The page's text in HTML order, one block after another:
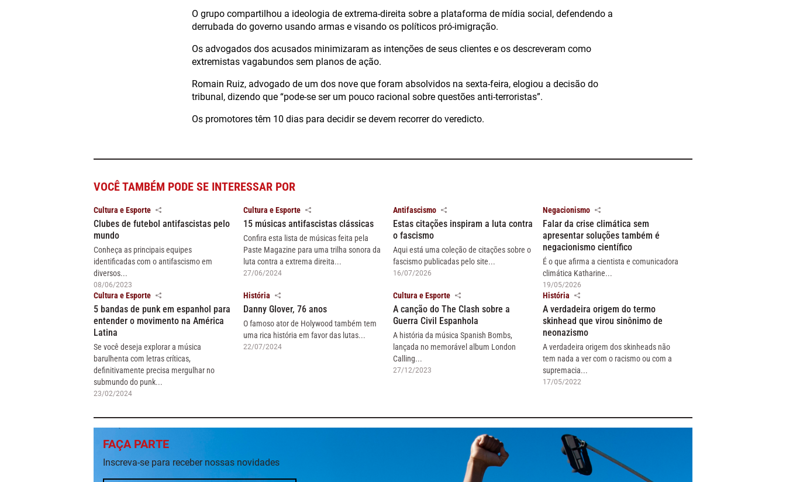
O grupo compartilhou a ideologia de extrema-direita sobre a plataforma de mídia social, defendendo a
derrubada do governo usando armas e visando os políticos pró-imigração.
Os advogados dos acusados minimizaram as intenções de seus clientes e os descreveram como
extremistas vagabundos sem planos de ação.
Romain Ruiz, advogado de um dos nove que foram absolvidos na sexta-feira, elogiou a decisão do
tribunal, dizendo que “pode-se ser um pouco racional sobre questões anti-terroristas”.
Os promotores têm 10 dias para decidir se devem recorrer do veredicto.
VOCÊ TAMBÉM PODE SE INTERESSAR POR
Cultura e Esporte
Clubes de futebol antifascistas pelo
mundo
Conheça as principais equipes
identificadas com o antifascismo em
diversos...
08/06/2023
Cultura e Esporte
15 músicas antifascistas clássicas
Confira esta lista de músicas feita pela
Paste Magazine para uma trilha sonora da
luta contra a extrema direita...
27/06/2024
Antifascismo
Estas citações inspiram a luta contra
o fascismo
Aqui está uma coleção de citações sobre o
fascismo publicadas pelo site...
16/07/2026
Negacionismo
Falar da crise climática sem
apresentar soluções também é
negacionismo científico
É o que afirma a cientista e comunicadora
climática Katharine...
19/05/2026
Cultura e Esporte
5 bandas de punk em espanhol para
entender o movimento na América
Latina
Se você deseja explorar a música
barulhenta com letras críticas,
definitivamente precisa mergulhar no
submundo do punk...
23/02/2024
História
Danny Glover, 76 anos
O famoso ator de Holywood também tem
uma rica história em favor das lutas...
22/07/2024
Cultura e Esporte
A canção do The Clash sobre a
Guerra Civil Espanhola
A história da música Spanish Bombs,
lançada no memorável album London
Calling...
27/12/2023
História
A verdadeira origem do termo
skinhead que virou sinônimo de
neonazismo
A verdadeira origem dos skinheads não
tem nada a ver com o racismo ou com a
supremacia...
17/05/2022
FAÇA PARTE
Inscreva-se para receber nossas novidades